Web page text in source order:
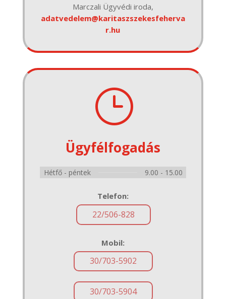
Marczali Ügyvédi iroda,
adatvedelem@karitaszszekesfeherva
r.hu
}
Ügyfélfogadás
Hétfő - péntek 9.00 - 15.00
Telefon:
22/506-828
Mobil:
30/703-5902
30/703-5904